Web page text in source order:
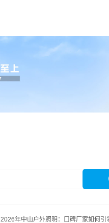
2026年中山户外照明：口碑厂家如何引